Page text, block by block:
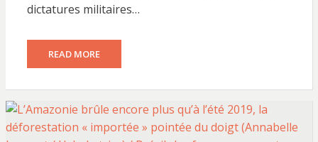
dictatures militaires…
READ MORE